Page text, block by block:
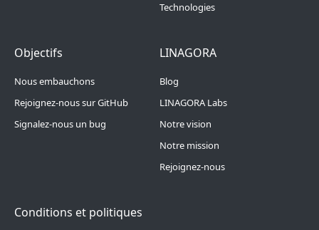
Technologies
Footer Menu 4
Objectifs
Nous embauchons
Rejoignez-nous sur GitHub
Signalez-nous un bug
Footer Menu 5
LINAGORA
Blog
LINAGORA Labs
Notre vision
Notre mission
Rejoignez-nous
Conditions et politiques